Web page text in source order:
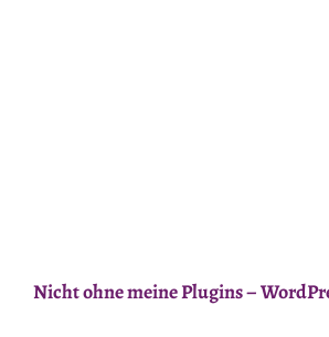
Nicht ohne meine Plugins –